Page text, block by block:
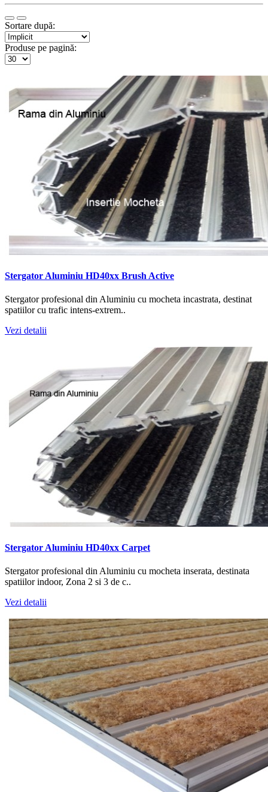
Sortare după:
Produse pe pagină:
Stergator Aluminiu HD40xx Brush Active
Stergator profesional din Aluminiu cu mocheta incastrata, destinat
spatiilor cu trafic intens-extrem..
Vezi detalii
Stergator Aluminiu HD40xx Carpet
Stergator profesional din Aluminiu cu mocheta inserata, destinata
spatiilor indoor, Zona 2 si 3 de c..
Vezi detalii